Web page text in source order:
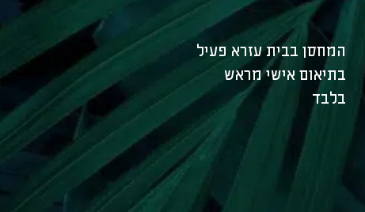
המחסן בבית עזרא פעיל
בתיאום אישי מראש
בלבד